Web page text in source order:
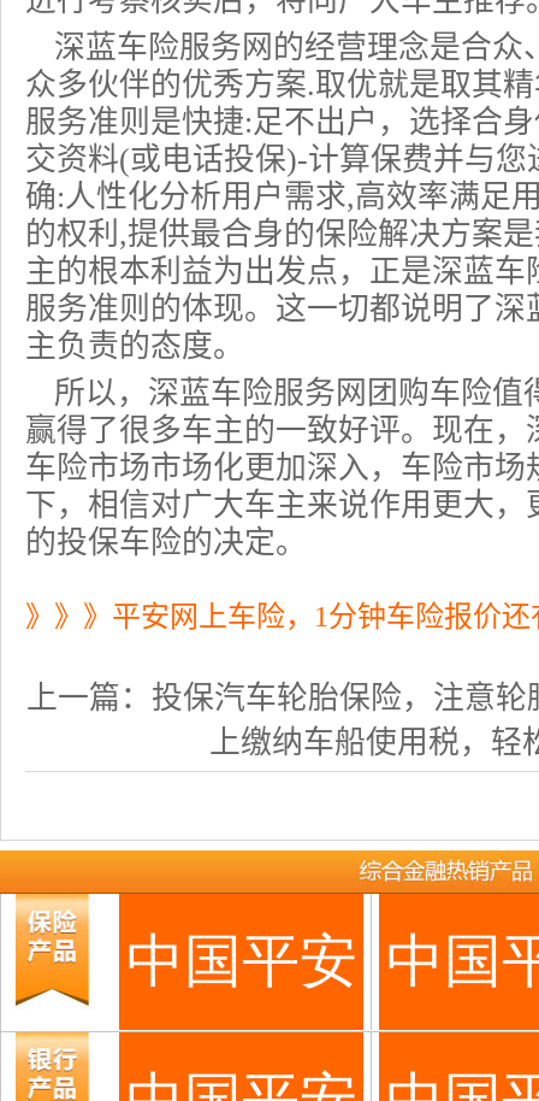
深蓝车险服务网的经营理念是合众
众多伙伴的优秀方案.取优就是取其
服务准则是快捷:足不出户，选择合
交资料(或电话投保)-计算保费并与
确:人性化分析用户需求,高效率满足
的权利,提供最合身的保险解决方案
主的根本利益为出发点，正是深蓝
服务准则的体现。这一切都说明了
主负责的态度。
所以，深蓝车险服务网团购车险值
赢得了很多车主的一致好评。现在
车险市场市场化更加深入，车险市
下，相信对广大车主来说作用更大
的投保车险的决定。
》》》平安网上车险，1分钟车险报价
上一篇： 投保汽车轮胎保险，注意轮
上缴纳车船使用税，轻